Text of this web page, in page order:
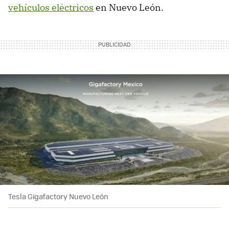
vehículos eléctricos en Nuevo León.
Tesla Gigafactory Nuevo León